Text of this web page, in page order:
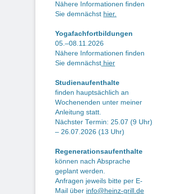
Nähere Informationen finden
Sie demnächst hier.
Yogafachfortbildungen
05.–08.11.2026
Nähere Informationen finden
Sie demnächst hier
Studienaufenthalte
finden hauptsächlich an
Wochenenden unter meiner
Anleitung statt.
Nächster Termin: 25.07 (9 Uhr)
– 26.07.2026 (13 Uhr)
Regenerationsaufenthalte
können nach Absprache
geplant werden.
Anfragen jeweils bitte per E-
Mail über info@heinz-grill.de